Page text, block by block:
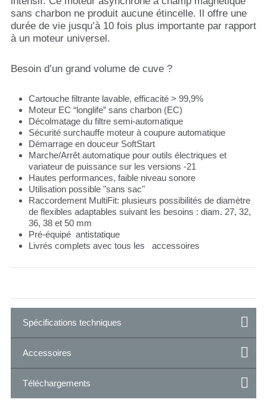
sans charbon ne produit aucune étincelle. Il offre une
durée de vie jusqu’à 10 fois plus importante par rapport
à un moteur universel.
Besoin d’un grand volume de cuve ?
Cartouche filtrante lavable, efficacité > 99,9%
Moteur EC “longlife” sans charbon (EC)
Décolmatage du filtre semi-automatique
Sécurité surchauffe moteur à coupure automatique
Démarrage en douceur SoftStart
Marche/Arrêt automatique pour outils électriques et
variateur de puissance sur les versions -21
Hautes performances, faible niveau sonore
Utilisation possible "sans sac"
Raccordement MultiFit: plusieurs possibilités de diamètre
de flexibles adaptables suivant les besoins : diam. 27, 32,
36, 38 et 50 mm
Pré-équipé antistatique
Livrés complets avec tous les accessoires
Spécifications techniques
Accessoires
Téléchargements